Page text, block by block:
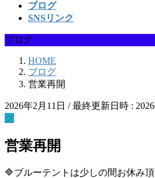
ブログ
SNSリンク
ブログ
HOME
ブログ
営業再開
2026年2月11日 / 最終更新日時 :
グ
営業再開
🔷ブルーテントは少しの間お休み